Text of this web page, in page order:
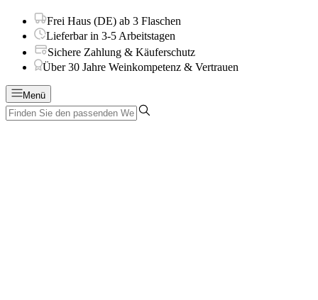
Frei Haus (DE) ab 3 Flaschen
Lieferbar in 3-5 Arbeitstagen
Sichere Zahlung & Käuferschutz
Über 30 Jahre Weinkompetenz & Vertrauen
Menü